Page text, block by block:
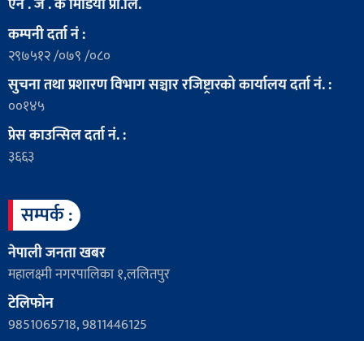
एन . जे . के मिडिया प्रा.लि.
कम्पनी दर्ता नं :
२९७५१२ /०७९ /०८०
सुचना तथा प्रशारण विभाग सञ्चार रजिष्ट्रारको कार्यालय दर्ता नं. :
००१४५
प्रेस काउन्सिल दर्ता नं. :
३६६३
सम्पर्क :
नेपाली जनता खबर
महालक्ष्मी नगरपालिका १,ललितपुर
टेलिफोन
9851065718, 9811446125